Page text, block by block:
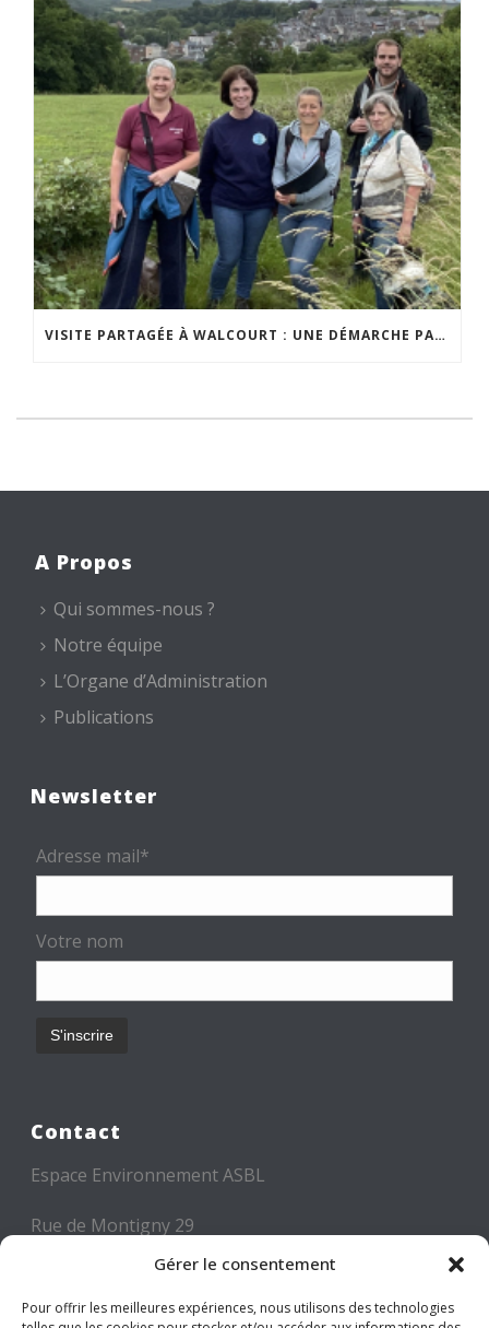
Gérer le consentement
Pour offrir les meilleures expériences, nous utilisons des technologies
VISITE PARTAGÉE À WALCOURT : UNE DÉMARCHE PARTICIPATIVE ANIMÉE PAR ESPACE ENVIRONNEMENT
A Propos
Qui sommes-nous ?
Notre équipe
L’Organe d’Administration
Publications
Newsletter
Adresse mail*
Votre nom
Contact
Espace Environnement ASBL
Rue de Montigny 29
6000 CHARLEROI
Tél: +32 71 300 300